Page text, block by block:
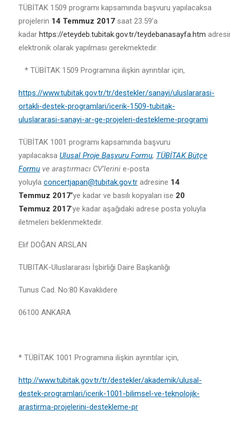
TÜBİTAK 1509 programı kapsamında başvuru yapılacaksa
projelerin 14 Temmuz 2017 saat 23.59’a
kadar https://eteydeb.tubitak.gov.tr/teydebanasayfa.htm
elektronik olarak yapılması gerekmektedir.
* TÜBİTAK 1509 Programına ilişkin ayrıntılar için,
https://www.tubitak.gov.tr/tr/destekler/sanayi/uluslararasi-
ortakli-destek-programlari/icerik-1509-tubitak-
uluslararasi-sanayi-ar-ge-projeleri-destekleme-programi
TÜBİTAK 1001 programı kapsamında başvuru
yapılacaksa Ulusal Proje Başvuru Formu, TÜBİTAK Bütçe
Formu ve araştırmacı CV’lerini e-posta
yoluyla concertjapan@tubitak.gov.tr adresine 14
Temmuz 2017’ye kadar ve basılı kopyaları ise 20
Temmuz 2017’ye kadar aşağıdaki adrese posta yoluyla
iletmeleri beklenmektedir.
Elif DOĞAN ARSLAN
TUBITAK-Uluslararası İşbirliği Daire Başkanlığı
Tunus Cad. No:80 Kavaklıdere
06100 ANKARA
* TÜBİTAK 1001 Programına ilişkin ayrıntılar için,
http://www.tubitak.gov.tr/tr/destekler/akademik/ulusal-
destek-programlari/icerik-1001-bilimsel-ve-teknolojik-
arastirma-projelerini-destekleme-pr